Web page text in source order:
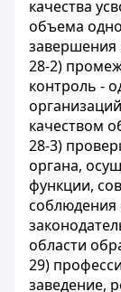
качества
объема
завершения
28-2)
контроль -
качеством
28-3)
органа,
функции,
соблюдения
области
29)
заведение,